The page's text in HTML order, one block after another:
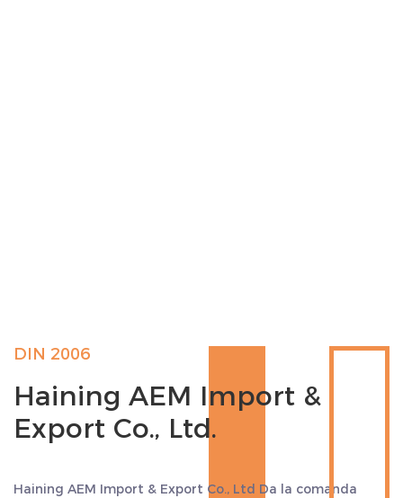
DIN 2006
Haining AEM Import &
Export Co., Ltd.
Haining AEM Import & Export Co., Ltd Da la comanda